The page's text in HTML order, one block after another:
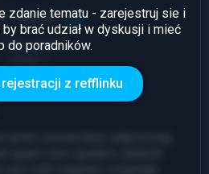
Odpowiedź
zdanie tematu - zarejestruj sie i
brać udział w dyskusji i mieć
do poradników.
rejestracji z refflinku